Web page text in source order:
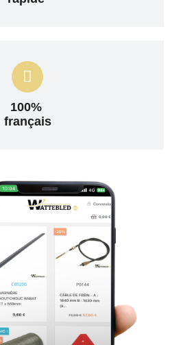
100%
français